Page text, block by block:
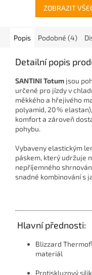
ZOBRAZIT
Popis Podobné (4)
Detailní popis
SANTINI Totum jsou
určené pro jízdy v
měkkého a hřejivého
polyamid, 20 %
komfort a zároveň
pohybu.
Vybaveny elastickým
páskem, který udržuje
nepříjemného
snadné kombinování s
Hlavní přednosti:
Blizzard
materiál
Protiskluzový